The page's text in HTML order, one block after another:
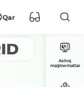
Qar
Ashıq
maǵlıwmatlar